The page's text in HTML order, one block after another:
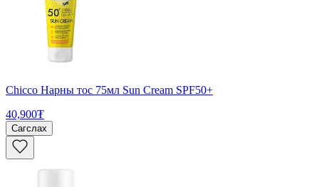
Chicco Нарны тос 75мл Sun Cream SPF50+
40,900₮
Сагслах